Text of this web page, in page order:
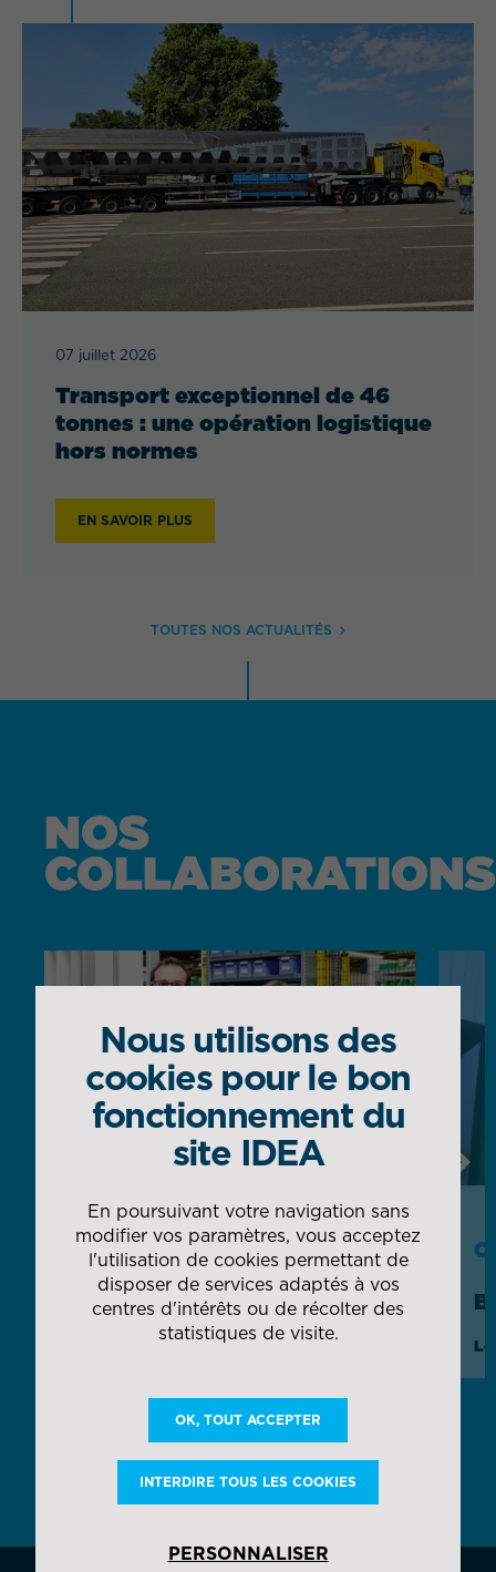
07 juillet 2026
Transport exceptionnel de 46
tonnes : une opération logistique
hors normes
EN SAVOIR PLUS
TOUTES NOS ACTUALITÉS
NOS
COLLABORATIONS
CAS CLIENT
AIRBUS
Gestion globale des magasins et flux
Nous utilisons des
cookies pour le bon
fonctionnement du
site IDEA
En poursuivant votre navigation sans
modifier vos paramètres, vous acceptez
l'utilisation de cookies permettant de
disposer de services adaptés à vos
centres d'intérêts ou de récolter des
statistiques de visite.
OK, TOUT ACCEPTER
INTERDIRE TOUS LES COOKIES
PERSONNALISER